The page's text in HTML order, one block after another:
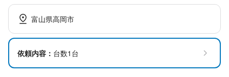
富山県高岡市
依頼内容： 台数1台